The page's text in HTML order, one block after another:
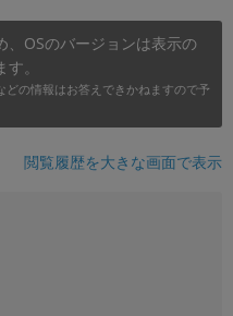
、OSのバージョンは表示の
。
の情報はお答えできかねますので予
閲覧履歴を大きな画面で表示